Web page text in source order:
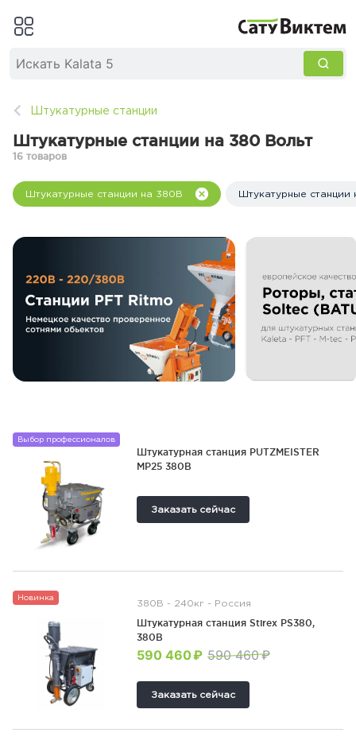
Штукатурные станции
Штукатурные станции на 380 Вольт
16 товаров
Штукатурные станции
Штукатурные станции на 380В
Выбор профессионалов
Штукатурная станция PUTZMEISTER
MP25 380В
Заказать сейчас
Новинка
380В - 240кг - Россия
Штукатурная станция Stirex PS380,
380В
590 460 ₽ 590 460 ₽
Заказать сейчас